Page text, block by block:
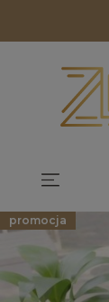
promocja